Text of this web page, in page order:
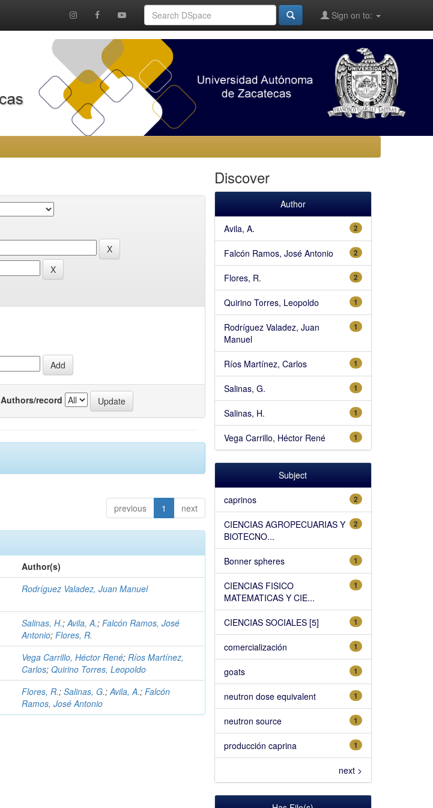
Sign on to:
Authors/record
previous 1 next
Author(s)
Rodríguez Valadez, Juan Manuel
Salinas, H.;Avila, A.;Falcón Ramos, José
Antonio;Flores, R.
Vega Carrillo, Héctor René;Ríos Martínez,
Carlos;Quirino Torres, Leopoldo
Flores, R.;Salinas, G.;Avila, A.;Falcón
Ramos, José Antonio
Discover
Author
2
Avila, A.
2
Falcón Ramos, José Antonio
2
Flores, R.
1
Quirino Torres, Leopoldo
1
Rodríguez Valadez, Juan
Manuel
1
Ríos Martínez, Carlos
1
Salinas, G.
1
Salinas, H.
1
Vega Carrillo, Héctor René
Subject
2
caprinos
2
CIENCIAS AGROPECUARIAS Y
BIOTECNO...
1
Bonner spheres
1
CIENCIAS FISICO
MATEMATICAS Y CIE...
1
CIENCIAS SOCIALES [5]
1
comercialización
1
goats
1
neutron dose equivalent
1
neutron source
1
producción caprina
next >